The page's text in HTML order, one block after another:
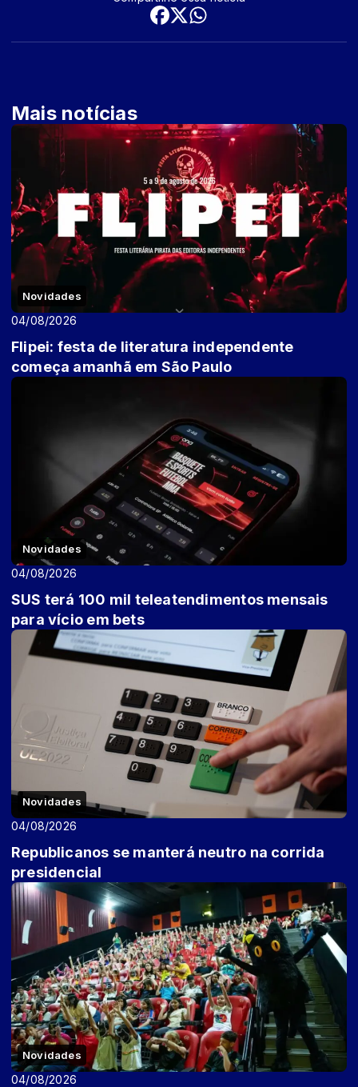
Mais notícias
Novidades
04/08/2026
Flipei: festa de literatura independente
começa amanhã em São Paulo
Novidades
04/08/2026
SUS terá 100 mil teleatendimentos mensais
para vício em bets
Novidades
04/08/2026
Republicanos se manterá neutro na corrida
presidencial
Novidades
04/08/2026